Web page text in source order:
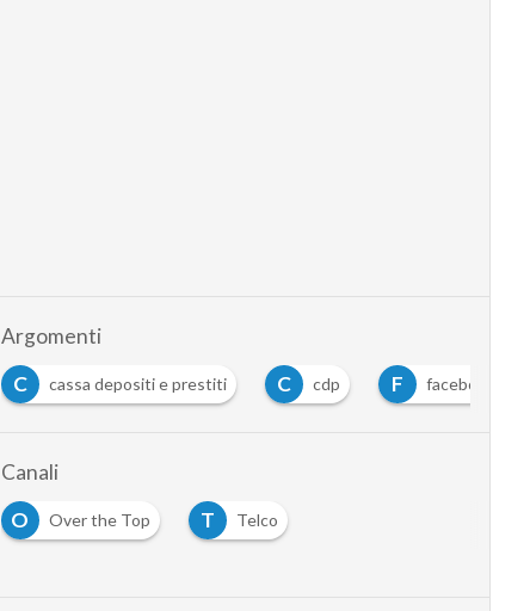
Argomenti
C cassa depositi e prestiti C cdp F facebook
Canali
O
Over the Top T Telco